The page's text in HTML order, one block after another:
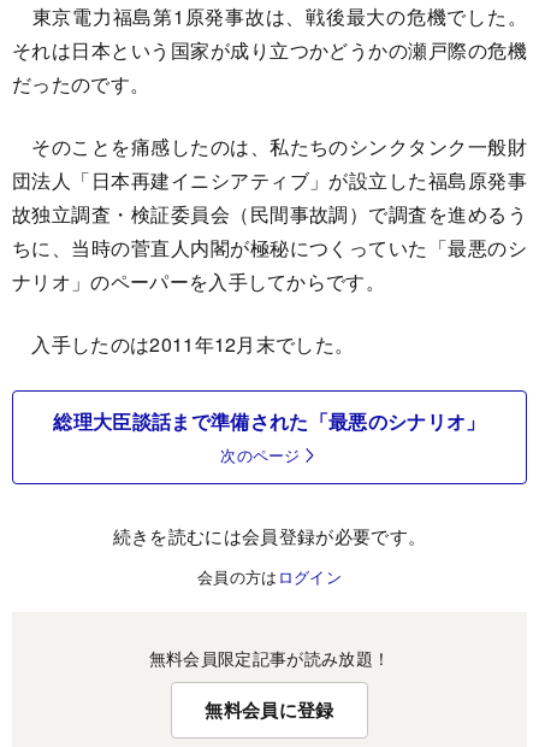
東京電力福島第1原発事故は、戦後最大の危機でした。
それは日本という国家が成り立つかどうかの瀬戸際の危機
だったのです。
そのことを痛感したのは、私たちのシンクタンク一般財
団法人「日本再建イニシアティブ」が設立した福島原発事
故独立調査・検証委員会（民間事故調）で調査を進めるう
ちに、当時の菅直人内閣が極秘につくっていた「最悪のシ
ナリオ」のペーパーを入手してからです。
入手したのは2011年12月末でした。
総理大臣談話まで準備された「最悪のシナリオ」
次のページ
続きを読むには会員登録が必要です。
会員の方は ログイン
無料会員限定記事が読み放題！
無料会員に登録